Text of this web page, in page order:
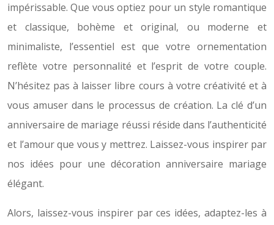
impérissable. Que vous optiez pour un style romantique
et classique, bohème et original, ou moderne et
minimaliste, l’essentiel est que votre ornementation
reflète votre personnalité et l’esprit de votre couple.
N’hésitez pas à laisser libre cours à votre créativité et à
vous amuser dans le processus de création. La clé d’un
anniversaire de mariage réussi réside dans l’authenticité
et l’amour que vous y mettrez. Laissez-vous inspirer par
nos idées pour une décoration anniversaire mariage
élégant.
Alors, laissez-vous inspirer par ces idées, adaptez-les à